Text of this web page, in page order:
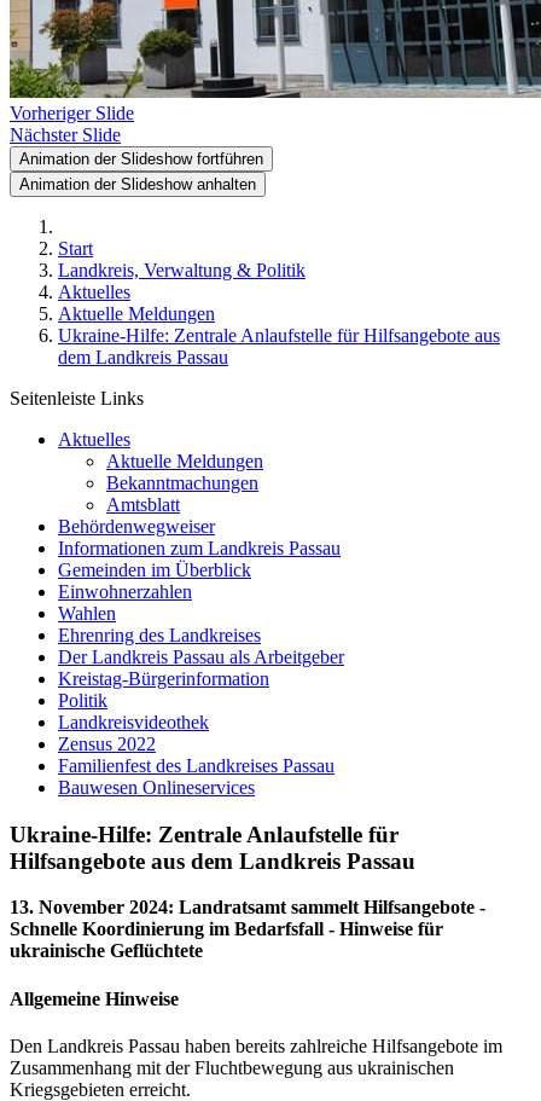
Vorheriger Slide
Nächster Slide
Animation der Slideshow fortführen
Animation der Slideshow anhalten
Start
Landkreis, Verwaltung & Politik
Aktuelles
Aktuelle Meldungen
Ukraine-Hilfe: Zentrale Anlaufstelle für Hilfsangebote aus
dem Landkreis Passau
Seitenleiste Links
Aktuelles
Aktuelle Meldungen
Bekanntmachungen
Amtsblatt
Behördenwegweiser
Informationen zum Landkreis Passau
Gemeinden im Überblick
Einwohnerzahlen
Wahlen
Ehrenring des Landkreises
Der Landkreis Passau als Arbeitgeber
Kreistag-Bürgerinformation
Politik
Landkreisvideothek
Zensus 2022
Familienfest des Landkreises Passau
Bauwesen Onlineservices
Ukraine-Hilfe: Zentrale Anlaufstelle für
Hilfsangebote aus dem Landkreis Passau
13. November 2024: Landratsamt sammelt Hilfsangebote -
Schnelle Koordinierung im Bedarfsfall - Hinweise für
ukrainische Geflüchtete
Allgemeine Hinweise
Den Landkreis Passau haben bereits zahlreiche Hilfsangebote im
Zusammenhang mit der Fluchtbewegung aus ukrainischen
Kriegsgebieten erreicht.